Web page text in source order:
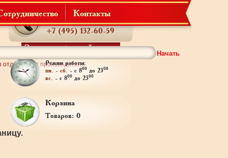
Телефон:
+7 (495) 132-60-59
Заказать обратный звонок
Режим работы:
пн. - сб.- с 800до 2300
вс. - с 800до 2300
Корзина
Товаров: 0
Контакты
Начать
от производителя